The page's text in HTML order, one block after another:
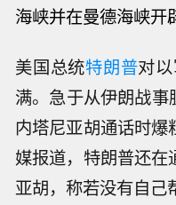
海峡并在曼德海峡开
美国总统特朗普对
满。急于从伊朗战
内塔尼亚胡通话时爆
媒报道，特朗普还在
亚胡，称若没有自己